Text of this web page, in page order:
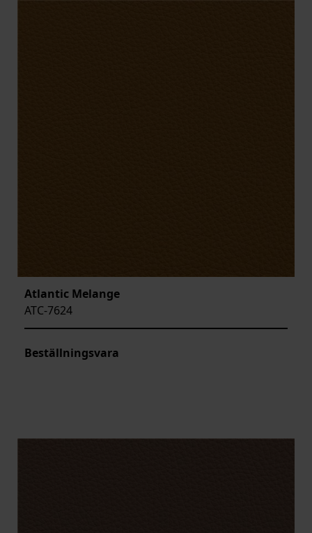
Atlantic Melange
ATC-7624
Beställningsvara